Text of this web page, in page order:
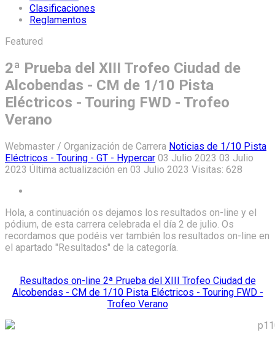
Clasificaciones
Reglamentos
Featured
2ª Prueba del XIII Trofeo Ciudad de
Alcobendas - CM de 1/10 Pista
Eléctricos - Touring FWD - Trofeo
Verano
Webmaster / Organización de Carrera Noticias de 1/10 Pista
Eléctricos - Touring - GT - Hypercar 03 Julio 2023 03 Julio
2023 Última actualización en 03 Julio 2023 Visitas: 628
Hola, a continuación os dejamos los resultados on-line y el
pódium, de esta carrera celebrada el día 2 de julio. Os
recordamos que podéis ver también los resultados on-line en
el apartado "Resultados" de la categoría.
Resultados on-line 2ª Prueba del XIII Trofeo Ciudad de
Alcobendas - CM de 1/10 Pista Eléctricos - Touring FWD -
Trofeo Verano